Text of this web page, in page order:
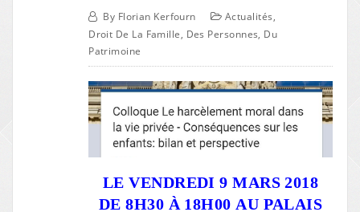
By Florian Kerfourn Actualités,
Droit De La Famille, Des Personnes, Du
Patrimoine
LE VENDREDI 9 MARS 2018
DE 8H30 À 18H00 AU PALAIS